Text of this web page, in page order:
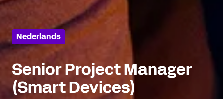
Nederlands
Senior Project Manager
(Smart Devices)